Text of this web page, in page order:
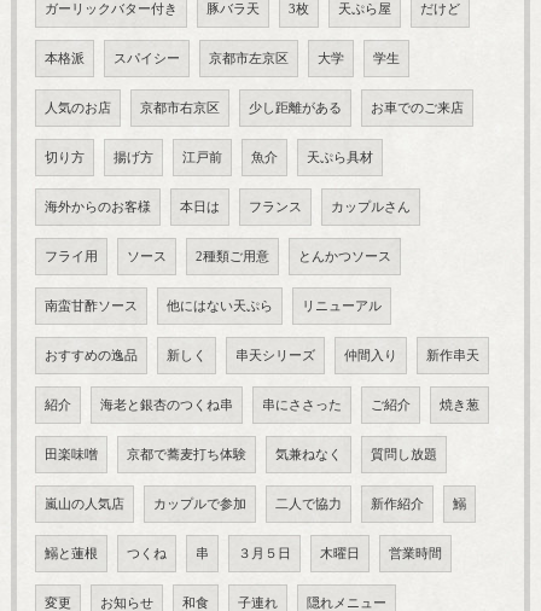
ガーリックバター付き 豚バラ天 3枚 天ぷら屋 だけど
本格派 スパイシー 京都市左京区 大学 学生
人気のお店 京都市右京区 少し距離がある お車でのご来店
切り方 揚げ方 江戸前 魚介 天ぷら具材
海外からのお客様 本日は フランス カップルさん
フライ用 ソース 2種類ご用意 とんかつソース
南蛮甘酢ソース 他にはない天ぷら リニューアル
おすすめの逸品 新しく 串天シリーズ 仲間入り 新作串天
紹介 海老と銀杏のつくね串 串にささった ご紹介 焼き葱
田楽味噌 京都で蕎麦打ち体験 気兼ねなく 質問し放題
嵐山の人気店 カップルで参加 二人で協力 新作紹介 鰯
鰯と蓮根 つくね 串 ３月５日 木曜日 営業時間
変更 お知らせ 和食 子連れ 隠れメニュー